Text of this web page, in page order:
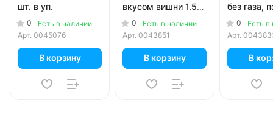
шт. в уп.
0
Есть в наличии
Арт. 0045076
В корзину
вкусом вишни 1.5
литра, без газа,
пэт, 6 шт. в уп.
0
Есть в наличии
Арт. 0043851
В корзину
без газа,
в уп.
0
Есть в
Арт.
В